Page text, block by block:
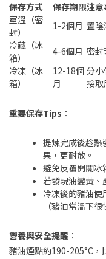
保存方式 保存期限注意
室溫（密
封）
1-2個月 置
冷藏（冰
箱）
4-6個月 密封
冷凍（冰
箱）
12-18個
月
分小
接取
重要保存Tips ：
提煉完成後趁熱
果，更耐放。
避免反覆開關冰
若發現油變黃、
冷凍後的豬油
（豬油常溫下很
營養與安全提醒 ：
豬油煙點約190-205°C，